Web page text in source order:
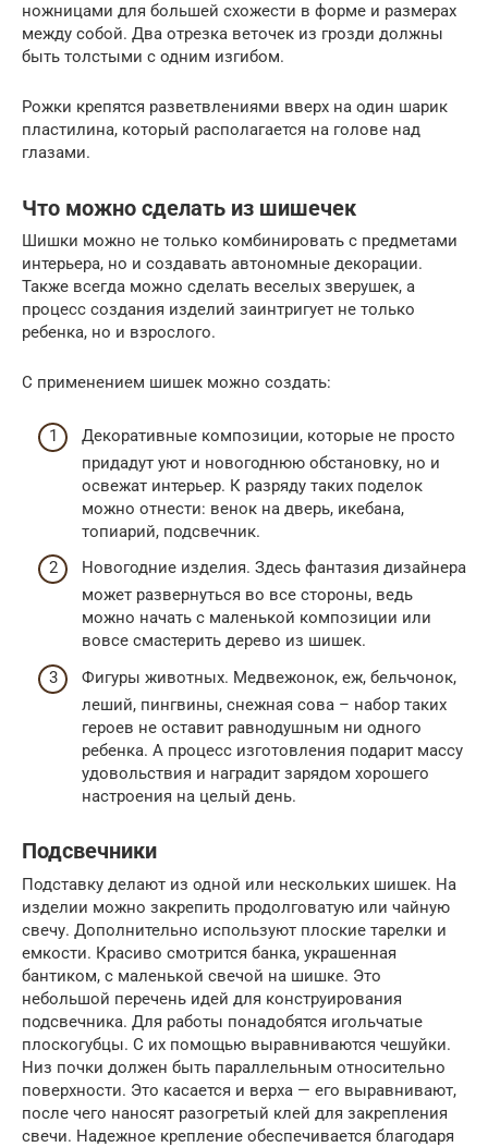
ножницами для большей схожести в форме и размерах
между собой. Два отрезка веточек из грозди должны
быть толстыми с одним изгибом.
Рожки крепятся разветвлениями вверх на один шарик
пластилина, который располагается на голове над
глазами.
Что можно сделать из шишечек
Шишки можно не только комбинировать с предметами
интерьера, но и создавать автономные декорации.
Также всегда можно сделать веселых зверушек, а
процесс создания изделий заинтригует не только
ребенка, но и взрослого.
С применением шишек можно создать:
Декоративные композиции, которые не просто
придадут уют и новогоднюю обстановку, но и
освежат интерьер. К разряду таких поделок
можно отнести: венок на дверь, икебана,
топиарий, подсвечник.
Новогодние изделия. Здесь фантазия дизайнера
может развернуться во все стороны, ведь
можно начать с маленькой композиции или
вовсе смастерить дерево из шишек.
Фигуры животных. Медвежонок, еж, бельчонок,
леший, пингвины, снежная сова – набор таких
героев не оставит равнодушным ни одного
ребенка. А процесс изготовления подарит массу
удовольствия и наградит зарядом хорошего
настроения на целый день.
Подсвечники
Подставку делают из одной или нескольких шишек. На
изделии можно закрепить продолговатую или чайную
свечу. Дополнительно используют плоские тарелки и
емкости. Красиво смотрится банка, украшенная
бантиком, с маленькой свечой на шишке. Это
небольшой перечень идей для конструирования
подсвечника. Для работы понадобятся игольчатые
плоскогубцы. С их помощью выравниваются чешуйки.
Низ почки должен быть параллельным относительно
поверхности. Это касается и верха — его выравнивают,
после чего наносят разогретый клей для закрепления
свечи. Надежное крепление обеспечивается благодаря